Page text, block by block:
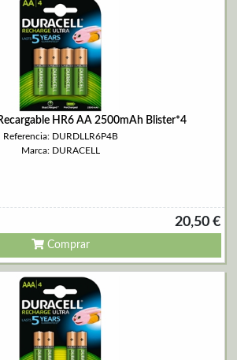
HR6 AA 2500mAh Blister*4
Referencia: DURDLLR6P4B
Marca: DURACELL
20,50 €
Comprar